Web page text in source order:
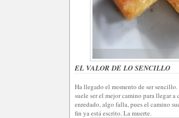
EL VALOR DE LO SENCILLO
Ha llegado el momento de ser
suele ser el mejor camino para llegar
enredado, algo falla, pues el camino
fin ya está escrito. La muerte.